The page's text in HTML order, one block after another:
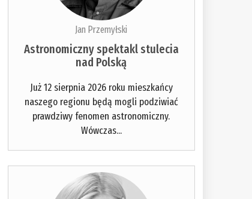
Jan Przemyłski
Astronomiczny spektakl stulecia
nad Polską
Już 12 sierpnia 2026 roku mieszkańcy
naszego regionu będą mogli podziwiać
prawdziwy fenomen astronomiczny.
Wówczas...